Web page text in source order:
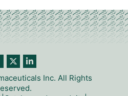
Inc. All Rights